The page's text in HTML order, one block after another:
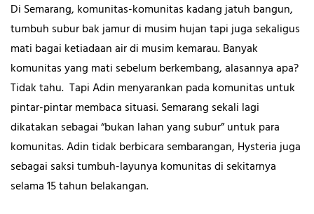
Di Semarang, komunitas-komunitas kadang jatuh bangun,
tumbuh subur bak jamur di musim hujan tapi juga sekaligus
mati bagai ketiadaan air di musim kemarau. Banyak
komunitas yang mati sebelum berkembang, alasannya apa?
Tidak tahu. Tapi Adin menyarankan pada komunitas untuk
pintar-pintar membaca situasi. Semarang sekali lagi
dikatakan sebagai “bukan lahan yang subur” untuk para
komunitas. Adin tidak berbicara sembarangan, Hysteria juga
sebagai saksi tumbuh-layunya komunitas di sekitarnya
selama 15 tahun belakangan.